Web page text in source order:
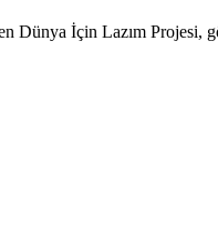
Dünya İçin Lazım Projesi,